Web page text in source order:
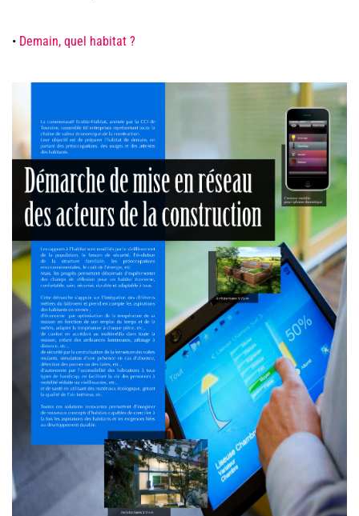
• Demain, quel habitat ?